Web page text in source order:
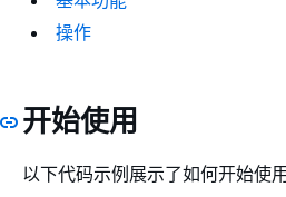
操作
开始使用
以下代码示例展示了如何开始使用